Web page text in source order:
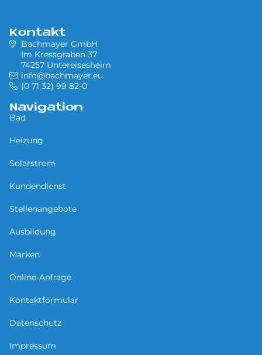
Kontakt
Bachmayer GmbH
Im Kressgraben 37
74257 Untereisesheim
info@bachmayer.eu
(0 71 32) 99 82-0
Navigation
Bad
Heizung
Solarstrom
Kundendienst
Stellenangebote
Ausbildung
Marken
Online-Anfrage
Kontaktformular
Datenschutz
Impressum